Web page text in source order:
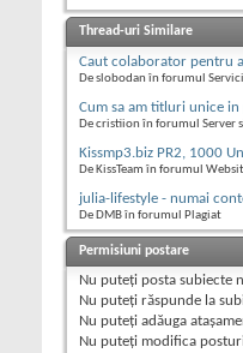
Thread-uri Similare
Caut colaborator pentru
De slobodan în forumul
Cum sa am titluri unice in
De cristiion în forumul Server
Kissmp3.biz PR2, 1000
De KissTeam în forumul
julia-lifestyle - numai
De DMB în forumul Plagiat
Permisiuni postare
Nu puteţi posta subiecte
Nu puteţi răspunde la
Nu puteţi adăuga
Nu puteţi modifica